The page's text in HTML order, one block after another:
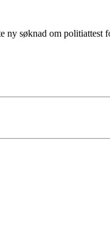
ny søknad om politiattest